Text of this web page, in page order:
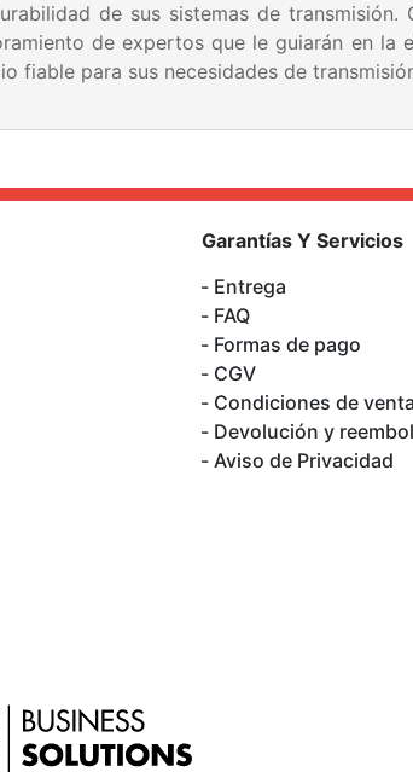
de sus sistemas de
de expertos que le guiarán en la
fiable para sus necesidades de
Garantías Y Servicios
Entrega
FAQ
Formas de pago
CGV
Condiciones de venta
Devolución y
Aviso de Privacidad